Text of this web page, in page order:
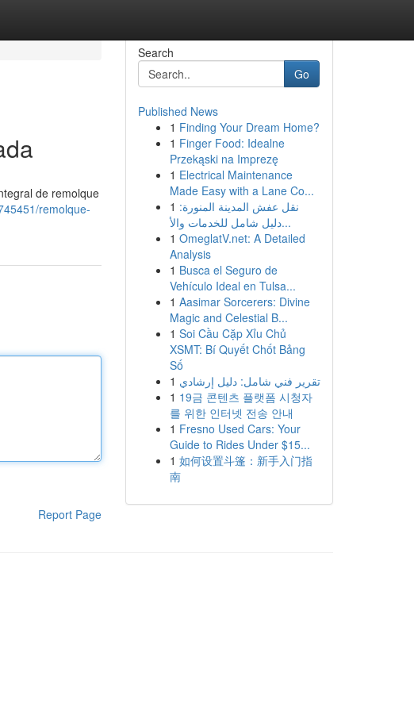
de remolque
remolque-
Report Page
Search
Go
Published News
1 Finding Your Dream Home?
1 Finger Food: Idealne
Przekąski na Imprezę
1 Electrical Maintenance
Made Easy with a Lane Co...
1 نقل عفش المدينة المنورة:
دليل شامل للخدمات والأ...
1 OmeglatV.net: A Detailed
Analysis
1 Busca el Seguro de
Vehículo Ideal en Tulsa...
1 Aasimar Sorcerers: Divine
Magic and Celestial B...
1 Soi Cầu Cặp Xỉu Chủ
XSMT: Bí Quyết Chốt Bảng
Số
1 تقرير فني شامل: دليل إرشادي
1 19금 콘텐츠 플랫폼 시청자
를 위한 인터넷 전송 안내
1 Fresno Used Cars: Your
Guide to Rides Under $15...
1 如何设置斗篷：新手入门指
南